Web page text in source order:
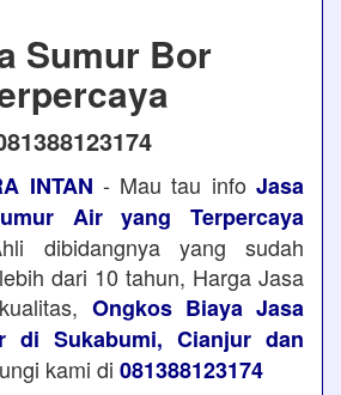
Sumur Bor
INTAN - Mau tau infoJasa
Air yang Terpercaya
dibidangnya yang sudah
dari 10 tahun, Harga Jasa
Ongkos Biaya Jasa
di Sukabumi, Cianjur dan
kami di 081388123174